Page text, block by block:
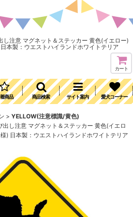
注意 マグネット＆ステッカー 黄色(イエロー)
本製：ウエストハイランドホワイトテリア
カート
商品 商品検索 サイト案内 愛犬コーナー
> YELLOW(注意標識/黄色)
し注意 マグネット＆ステッカー 黄色(イエロ
) 日本製：ウエストハイランドホワイトテリア